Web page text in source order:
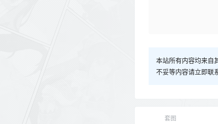
本站所有内容均来自
不妥等内容请立即联
套图